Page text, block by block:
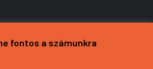
fontos a számunkra